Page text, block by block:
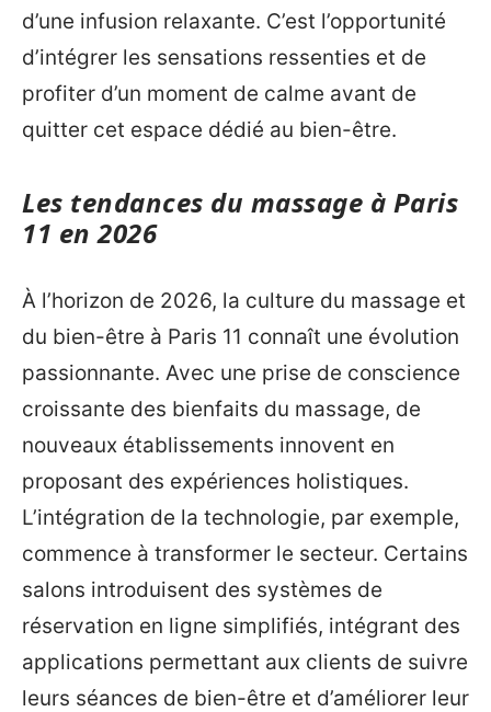
d’une infusion relaxante. C’est l’opportunité
d’intégrer les sensations ressenties et de
profiter d’un moment de calme avant de
quitter cet espace dédié au bien-être.
Les tendances du massage à Paris
11 en 2026
À l’horizon de 2026, la culture du massage et
du bien-être à Paris 11 connaît une évolution
passionnante. Avec une prise de conscience
croissante des bienfaits du massage, de
nouveaux établissements innovent en
proposant des expériences holistiques.
L’intégration de la technologie, par exemple,
commence à transformer le secteur. Certains
salons introduisent des systèmes de
réservation en ligne simplifiés, intégrant des
applications permettant aux clients de suivre
leurs séances de bien-être et d’améliorer leur